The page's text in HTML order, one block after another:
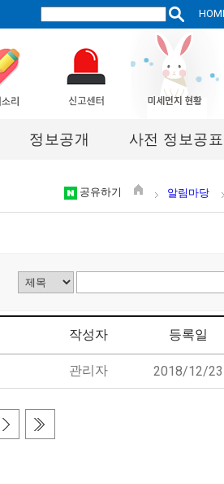
정보공개 사전 정보공표
알림마당
공유하기
작성자 등록일
관리자 2018/12/23